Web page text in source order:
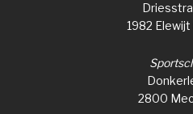
1982
2800